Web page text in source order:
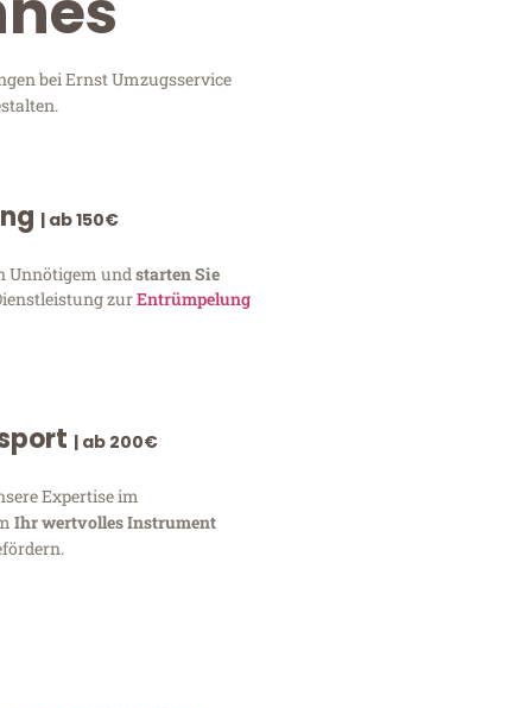
bei Ernst Umzugsservice
| ab 150€
Unnötigem und starten Sie
zurEntrümpelung
| ab 200€
Expertise im
Ihr wertvolles Instrument